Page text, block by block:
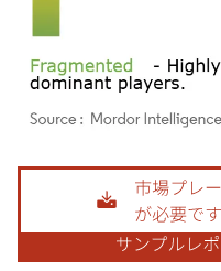
画像 © Mordor Intelligence。再